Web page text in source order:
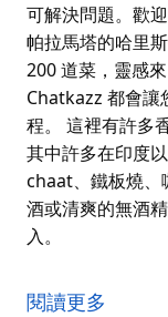
可解決問題。歡
帕拉馬塔的哈里
200 道菜，靈感
Chatkazz 都會讓
程。 這裡有許多
其中許多在印度
chaat、鐵板燒、
酒或清爽的無酒
入。
可解決問題。歡
閱讀更多